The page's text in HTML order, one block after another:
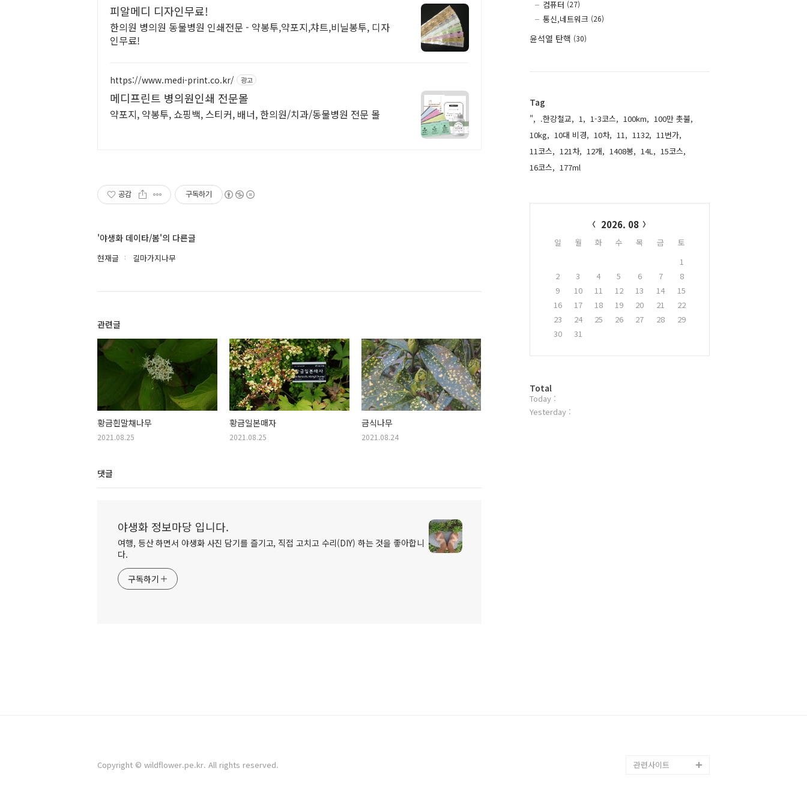
피알메디 디자인무료!
한의원 병의원 동물병원 인쇄전문 - 약봉투,약포지,챠트,비닐봉투, 디자
인무료!
https://www.medi-print.co.kr/ 광고
메디프린트 병의원인쇄 전문몰
약포지, 약봉투, 쇼핑백, 스티커, 배너, 한의원/치과/동물병원 전문 몰
공감 구독하기
'야생화 데이타/봄'의 다른글
현재글 길마가지나무
관련글
황금흰말채나무
2021.08.25
황금일본매자
2021.08.25
금식나무
2021.08.24
댓글
야생화 정보마당 입니다.
여행, 등산 하면서 야생화 사진 담기를 즐기고, 직접 고치고 수리(DIY) 하는 것을 좋아합니
다.
구독하기
컴퓨터 (27)
통신,네트워크 (26)
윤석열 탄핵 (30)
Tag
", .한강철교, 1, 1-3코스, 100km, 100만 촛불,
10kg, 10대 비경, 10차, 11, 1132, 11번가,
11코스, 121차, 12개, 1408봉, 14L, 15코스,
16코스, 177ml,
2026. 08
일 월 화 수 목 금
토
1
2
3 4 5 6 7
8
9
10 11 12 13 14
15
16
17 18 19 20 21
22
23
24 25 26 27 28
29
30
31
방
문
자
Total
Today :
Yesterday :
Copyright © wildflower.pe.kr. All rights reserved. 관련사이트